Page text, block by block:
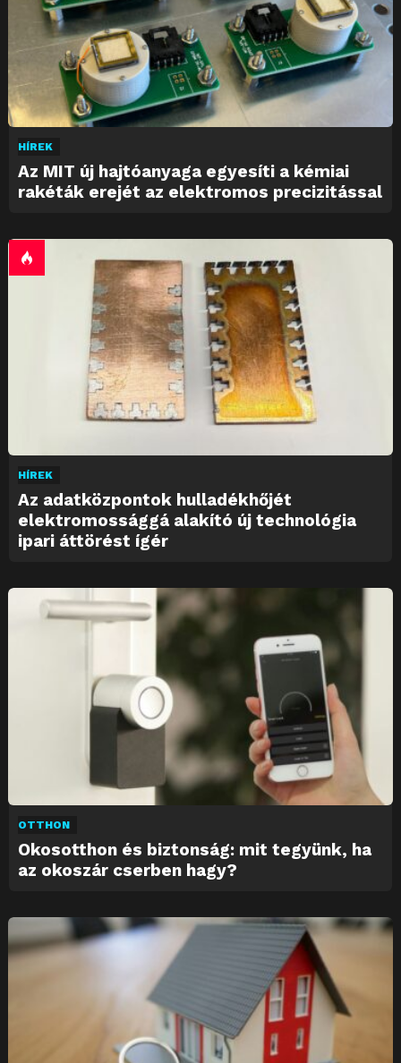
HÍREK
Az MIT új hajtóanyaga egyesíti a kémiai
rakéták erejét az elektromos precizitással
HÍREK
Az adatközpontok hulladékhőjét
elektromossággá alakító új technológia
ipari áttörést ígér
OTTHON
Okosotthon és biztonság: mit tegyünk, ha
az okoszár cserben hagy?